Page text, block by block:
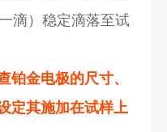
滴）稳定滴落至试
铂金电极的尺寸、
定其施加在试样上